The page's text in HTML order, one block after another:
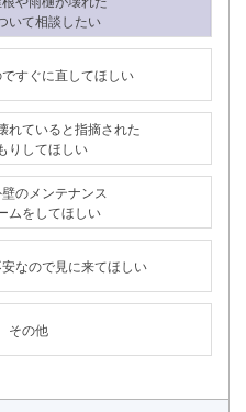
いて相談したい
すぐに直してほしい
れていると指摘された
りしてほしい
のメンテナンス
ムをしてほしい
なので見に来てほしい
その他